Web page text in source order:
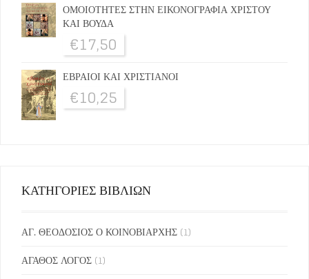
ΟΜΟΙΟΤΗΤΕΣ ΣΤΗΝ ΕΙΚΟΝΟΓΡΑΦΙΑ ΧΡΙΣΤΟΥ
ΚΑΙ ΒΟΥΔΑ
€17,50
ΕΒΡΑΙΟΙ ΚΑΙ ΧΡΙΣΤΙΑΝΟΙ
€10,25
ΚΑΤΗΓΟΡΙΕΣ ΒΙΒΛΙΩΝ
ΑΓ. ΘΕΟΔΟΣΙΟΣ Ο ΚΟΙΝΟΒΙΑΡΧΗΣ (1)
ΑΓΑΘΟΣ ΛΟΓΟΣ (1)